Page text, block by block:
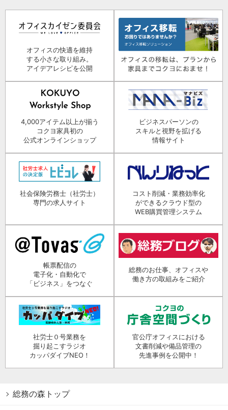
オフィスの快適を維持
する小さな取り組み。
アイデアレシピを公開
4,000アイテム以上が揃う
コクヨ家具初の
公式オンラインショップ
ビジネスパーソンの
スキルと視野を拡げる
情報サイト
社会保険労務士（社労士）
専門の求人サイト
コスト削減・業務効率化
ができるクラウド型の
WEB購買管理システム
帳票配信の
電子化・自動化で
「ビジネス」をつなぐ
総務のお仕事、オフィスや
働き方の取組みをご紹介
社労士０号業務を
掘り起こすラジオ
カッパダイブNEO！
官公庁オフィスにおける
文書削減や備品管理の
先進事例を公開中！
総務の森トップ